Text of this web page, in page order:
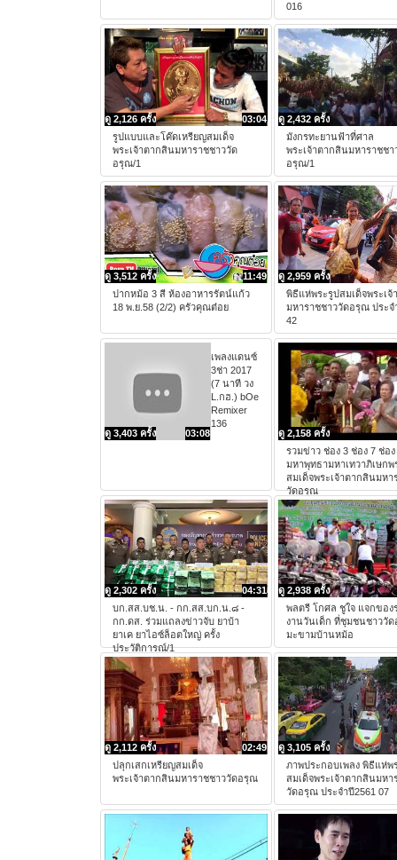
016
03:04
ดู 2,126 ครั้ง
รูปแบบและโค๊ดเหรียญสมเด็จ
พระเจ้าตากสินมหาราชชาววัด
อรุณ/1
ดู 2,432 ครั้ง
มังกรทะยานฟ้าที่ศาล
พระเจ้าตากสินมหาราชชา
อรุณ/1
11:49
ดู 3,512 ครั้ง
ปากหม้อ 3 สี ห้องอาหารรัตน์แก้ว
18 พ.ย.58 (2/2) ครัวคุณต๋อย
ดู 2,959 ครั้ง
พิธีแห่พระรูปสมเด็จพระเจ้
มหาราชชาววัดอรุณ ประจ
42
03:08
ดู 3,403 ครั้ง
เพลงแดนซ์
3ช่า 2017
(7 นาที วง
L.กฮ.) bOe
Remixer
136
ดู 2,158 ครั้ง
รวมข่าว ช่อง 3 ช่อง 7 ช่อ
มหาพุทธามหาเทวาภิเษกพ
สมเด็จพระเจ้าตากสินมหา
วัดอรุณ
04:31
ดู 2,302 ครั้ง
บก.สส.บช.น. - กก.สส.บก.น.๘ -
กก.ดส. ร่วมแถลงข่าวจับ ยาบ้า
ยาเค ยาไอซ์ล็อตใหญ่ ครั้ง
ประวัติการณ์/1
ดู 2,938 ครั้ง
พลตรี โกศล ชูใจ แจกของ
งานวันเด็ก ที่ชุมชนชาววั
มะขามบ้านหม้อ
02:49
ดู 2,112 ครั้ง
ปลุกเสกเหรียญสมเด็จ
พระเจ้าตากสินมหาราชชาววัดอรุณ
ดู 3,105 ครั้ง
ภาพประกอบเพลง พิธีแห่พ
สมเด็จพระเจ้าตากสินมหา
วัดอรุณ ประจำปี2561 07